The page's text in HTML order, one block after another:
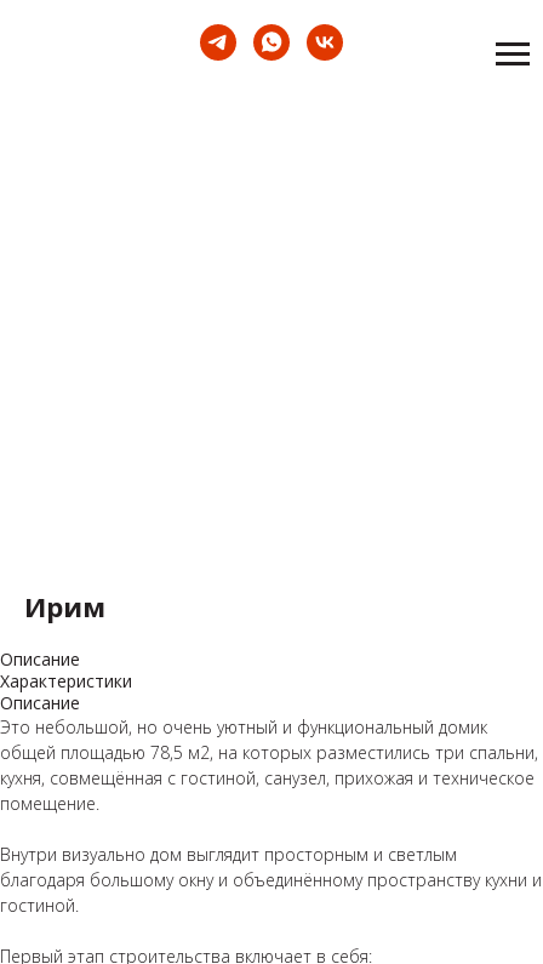
Ирим
Описание
Характеристики
Описание
Это небольшой, но очень уютный и функциональный домик
общей площадью 78,5 м2, на которых разместились три спальни,
кухня, совмещённая с гостиной, санузел, прихожая и техническое
помещение.
Внутри визуально дом выглядит просторным и светлым
благодаря большому окну и объединённому пространству кухни и
гостиной.
Первый этап строительства включает в себя: